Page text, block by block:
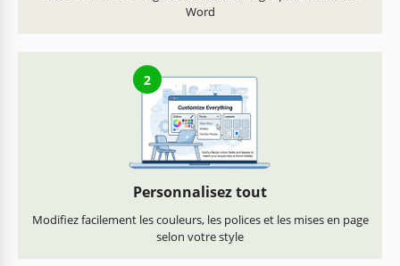
Word
2
Personnalisez tout
Modifiez facilement les couleurs, les polices et les mises en page
selon votre style